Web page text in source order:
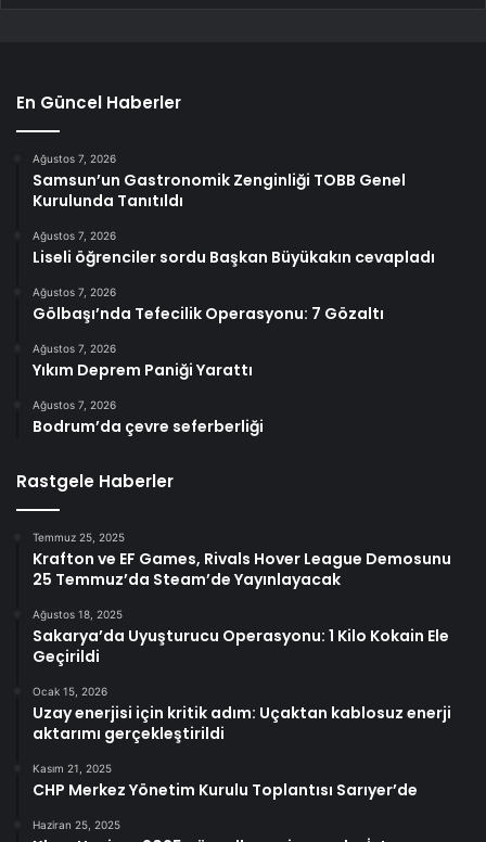
En Güncel Haberler
Ağustos 7, 2026
Samsun’un Gastronomik Zenginliği TOBB Genel
Kurulunda Tanıtıldı
Ağustos 7, 2026
Liseli öğrenciler sordu Başkan Büyükakın cevapladı
Ağustos 7, 2026
Gölbaşı’nda Tefecilik Operasyonu: 7 Gözaltı
Ağustos 7, 2026
Yıkım Deprem Paniği Yarattı
Ağustos 7, 2026
Bodrum’da çevre seferberliği
Rastgele Haberler
Temmuz 25, 2025
Krafton ve EF Games, Rivals Hover League Demosunu
25 Temmuz’da Steam’de Yayınlayacak
Ağustos 18, 2025
Sakarya’da Uyuşturucu Operasyonu: 1 Kilo Kokain Ele
Geçirildi
Ocak 15, 2026
Uzay enerjisi için kritik adım: Uçaktan kablosuz enerji
aktarımı gerçekleştirildi
Kasım 21, 2025
CHP Merkez Yönetim Kurulu Toplantısı Sarıyer’de
Haziran 25, 2025